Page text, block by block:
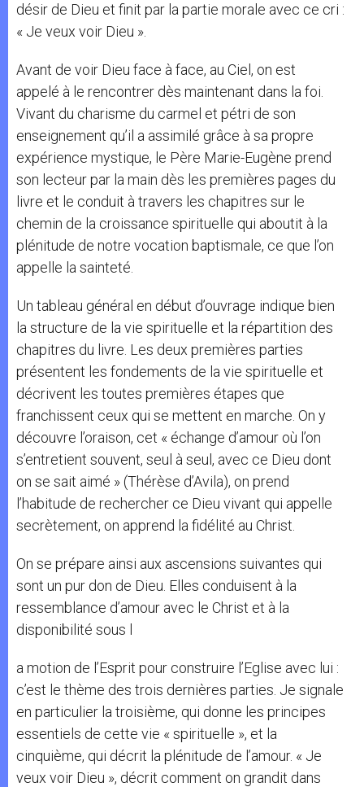
désir de Dieu et finit par la partie morale avec ce cri :
« Je veux voir Dieu ».
Avant de voir Dieu face à face, au Ciel, on est
appelé à le rencontrer dès maintenant dans la foi.
Vivant du charisme du carmel et pétri de son
enseignement qu’il a assimilé grâce à sa propre
expérience mystique, le Père Marie-Eugène prend
son lecteur par la main dès les premières pages du
livre et le conduit à travers les chapitres sur le
chemin de la croissance spirituelle qui aboutit à la
plénitude de notre vocation baptismale, ce que l’on
appelle la sainteté.
Un tableau général en début d’ouvrage indique bien
la structure de la vie spirituelle et la répartition des
chapitres du livre. Les deux premières parties
présentent les fondements de la vie spirituelle et
décrivent les toutes premières étapes que
franchissent ceux qui se mettent en marche. On y
découvre l’oraison, cet « échange d’amour où l’on
s’entretient souvent, seul à seul, avec ce Dieu dont
on se sait aimé » (Thérèse d’Avila), on prend
l’habitude de rechercher ce Dieu vivant qui appelle
secrètement, on apprend la fidélité au Christ.
On se prépare ainsi aux ascensions suivantes qui
sont un pur don de Dieu. Elles conduisent à la
ressemblance d’amour avec le Christ et à la
disponibilité sous l
a motion de l’Esprit pour construire l’Eglise avec lui :
c’est le thème des trois dernières parties. Je signale
en particulier la troisième, qui donne les principes
essentiels de cette vie « spirituelle », et la
cinquième, qui décrit la plénitude de l’amour. « Je
veux voir Dieu », décrit comment on grandit dans